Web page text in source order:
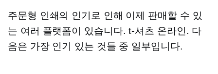
주문형 인쇄의 인기로 인해 이제 판매할 수 있
는 여러 플랫폼이 있습니다.t-셔츠 온라인. 다
음은 가장 인기 있는 것들 중 일부입니다.